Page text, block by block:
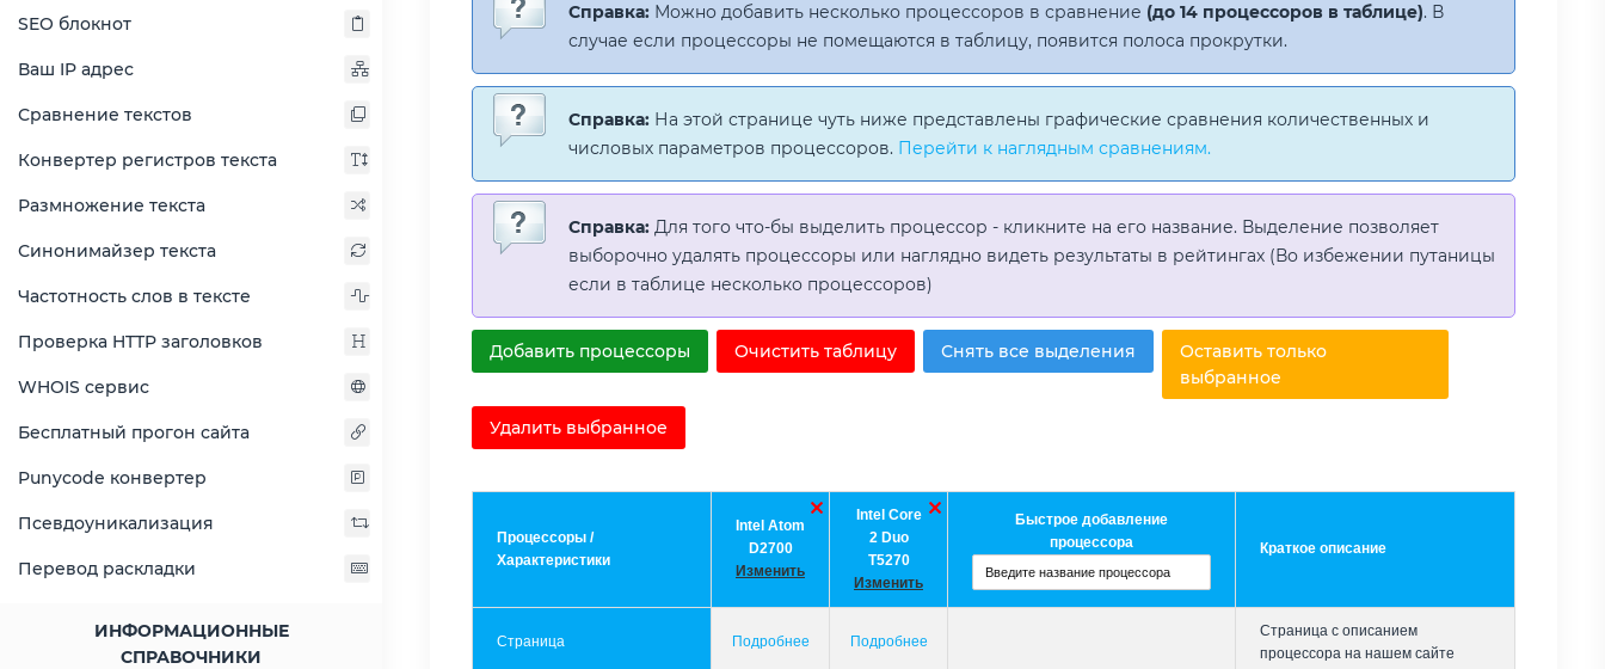
SEO блокнот
Ваш IP адрес
Сравнение текстов
Конвертер регистров текста
Размножение текста
Синонимайзер текста
Частотность слов в тексте
Проверка HTTP заголовков
WHOIS сервис
Бесплатный прогон сайта
Punycode конвертер
Псевдоуникализация
Перевод раскладки
ИНФОРМАЦИОННЫЕ
СПРАВОЧНИКИ
Справка: Можно добавить несколько процессоров в сравнение (до 14 процессоров в таблице). В
случае если процессоры не помещаются в таблицу, появится полоса прокрутки.
Справка: На этой странице чуть ниже представлены графические сравнения количественных и
числовых параметров процессоров. Перейти к наглядным сравнениям.
Справка: Для того что-бы выделить процессор - кликните на его название. Выделение позволяет
выборочно удалять процессоры или наглядно видеть результаты в рейтингах (Во избежении путаницы
если в таблице несколько процессоров)
Добавить процессоры Очистить таблицу Снять все выделения
Оставить только
выбранное
Удалить выбранное
Процессоры /
Характеристики
Intel Atom
D2700
Изменить
Intel Core
2 Duo
T5270
Изменить
Быстрое добавление
процессора
Краткое описание
Страница Подробнее Подробнее
Страница с описанием
процессора на нашем сайте